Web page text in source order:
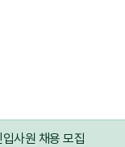
사원 채용 모집